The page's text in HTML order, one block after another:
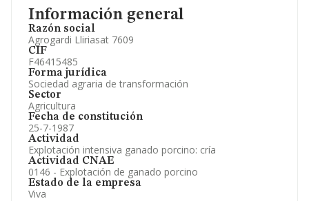
Información general
Razón social
Agrogardi Lliriasat 7609
CIF
F46415485
Forma jurídica
Sociedad agraria de transformación
Sector
Agricultura
Fecha de constitución
25-7-1987
Actividad
Explotación intensiva ganado porcino: cría
Actividad CNAE
0146 - Explotación de ganado porcino
Estado de la empresa
Viva
Información oficial y registral complementaria.